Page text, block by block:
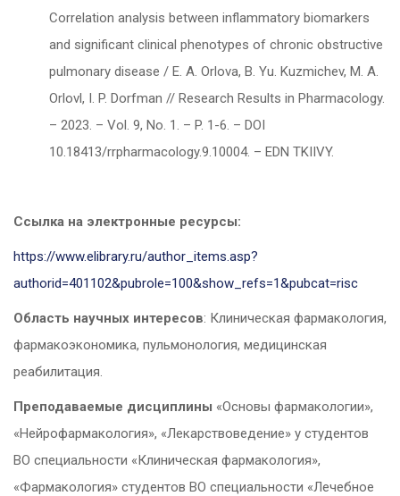
Correlation analysis between inflammatory biomarkers
and significant clinical phenotypes of chronic obstructive
pulmonary disease / E. A. Orlova, B. Yu. Kuzmichev, M. A.
Orlovl, I. P. Dorfman // Research Results in Pharmacology.
– 2023. – Vol. 9, No. 1. – P. 1-6. – DOI
10.18413/rrpharmacology.9.10004. – EDN TKIIVY.
Ссылка на электронные ресурсы:
https://www.elibrary.ru/author_items.asp?
authorid=401102&pubrole=100&show_refs=1&pubcat=risc
Область научных интересов: Клиническая фармакология,
фармакоэкономика, пульмонология, медицинская
реабилитация.
Преподаваемые дисциплины «Основы фармакологии»,
«Нейрофармакология», «Лекарствоведение» у студентов
ВО специальности «Клиническая фармакология»,
«Фармакология» студентов ВО специальности «Лечебное